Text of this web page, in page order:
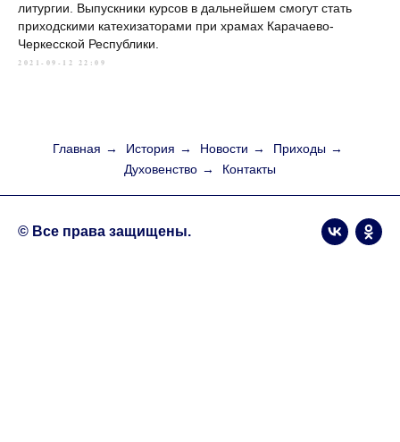
литургии. Выпускники курсов в дальнейшем смогут стать
приходскими катехизаторами при храмах Карачаево-
Черкесской Республики.
2021-09-12 22:09
Главная → История → Новости → Приходы →
Духовенство → Контакты
© Все права защищены.